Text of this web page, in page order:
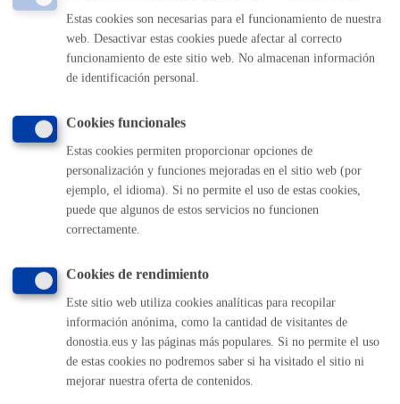
Autorizaciones de ocupación y acceso
Concesiones y alquileres
Volver al índice
Comunícate con el Ayuntamiento de Donostia / San
Sebastián
010
(+34) 943 481 000
Informar de un error en la web
Enlaces útiles
Estas cookies son necesarias para el funcionamiento de nuestra
web. Desactivar estas cookies puede afectar al correcto
funcionamiento de este sitio web. No almacenan información
de identificación personal.
Cookies funcionales
Estas cookies permiten proporcionar opciones de
personalización y funciones mejoradas en el sitio web (por
ejemplo, el idioma). Si no permite el uso de estas cookies,
puede que algunos de estos servicios no funcionen
correctamente.
Cookies de rendimiento
Este sitio web utiliza cookies analíticas para recopilar
información anónima, como la cantidad de visitantes de
donostia.eus y las páginas más populares. Si no permite el uso
de estas cookies no podremos saber si ha visitado el sitio ni
mejorar nuestra oferta de contenidos.